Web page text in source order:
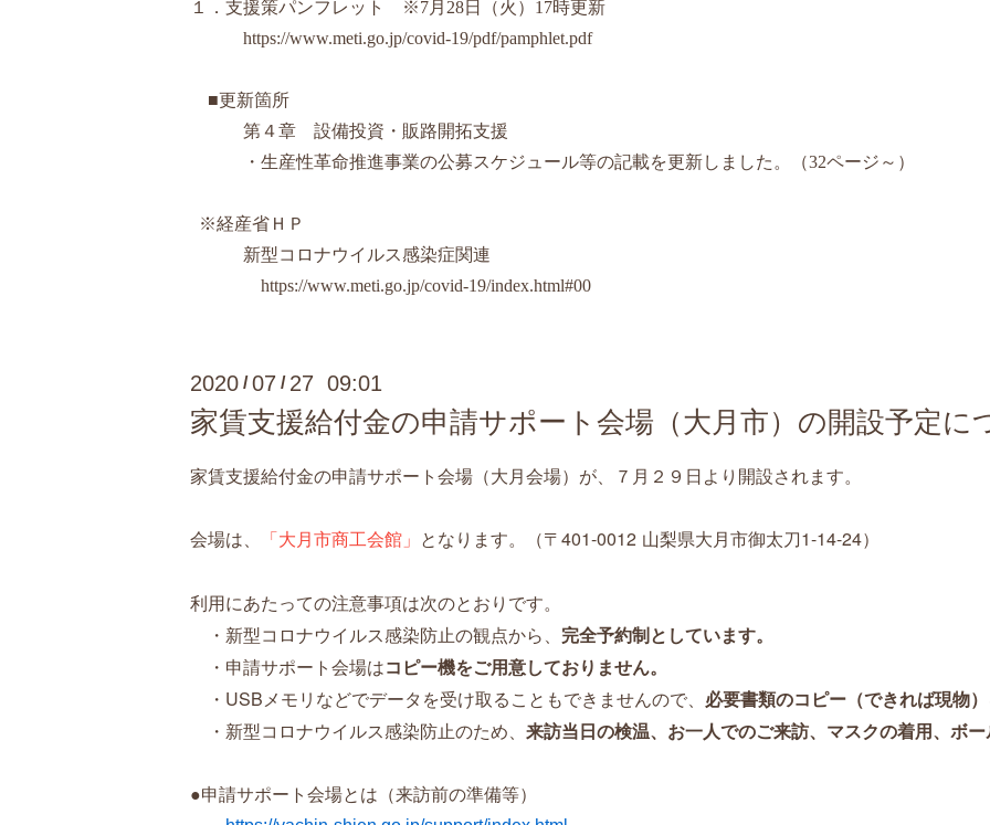
１．支援策パンフレット ※7月28日（火）17時更新
https://www.meti.go.jp/covid-19/pdf/pamphlet.pdf
■更新箇所
第４章 設備投資・販路開拓支援
・生産性革命推進事業の公募スケジュール等の記載を更新しました。（32ページ～）
※経産省ＨＰ
新型コロナウイルス感染症関連
https://www.meti.go.jp/covid-19/index.html#00
2020 /07 / 27 09:01
家賃支援給付金の申請サポート会場（大月市）の開設予定に
家賃支援給付金の申請サポート会場（大月会場）が、７月２９日より開設されます。
会場は、 「大月市商工会館」 となります。（〒401-0012 山梨県大月市御太刀1-14-24）
利用にあたっての注意事項は次のとおりです。
・新型コロナウイルス感染防止の観点から、 完全予約制としています。
・申請サポート会場はコピー機をご用意しておりません。
・USBメモリなどでデータを受け取ることもできませんので、 必要書類のコピー（できれば現物）
・新型コロナウイルス感染防止のため、 来訪当日の検温、お一人でのご来訪、マスクの着用、ボ
●申請サポート会場とは（来訪前の準備等）